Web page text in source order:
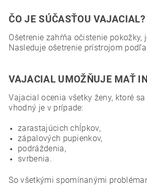
ČO JE SÚČASŤOU VAJACIAL?
Ošetrenie zahŕňa očistenie
Nasleduje ošetrenie prístrojom
VAJACIAL UMOŽŇUJE MAŤ
Vajacial ocenia všetky ženy, ktoré
vhodný je v prípade:
zarastajúcich chĺpkov,
zápalových pupienkov,
podráždenia,
svrbenia.
So všetkými spomínanými